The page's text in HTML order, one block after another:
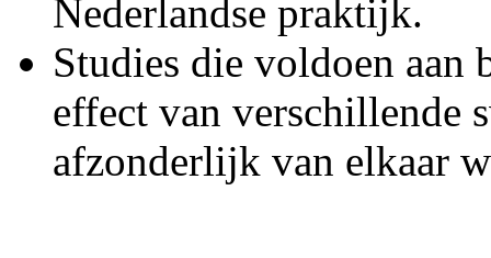
Nederlandse praktijk.
Studies die voldoen aan
effect van verschillende
afzonderlijk van elkaar